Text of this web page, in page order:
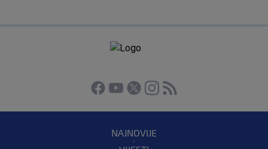
NAJNOVIJE